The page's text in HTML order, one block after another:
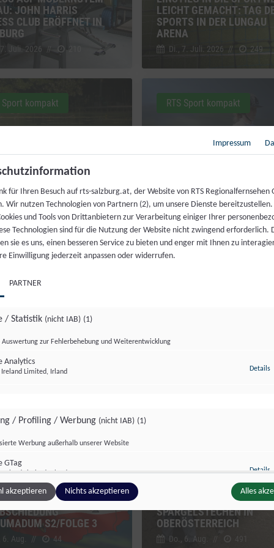
JOHN HARRIS
CLUB ERÖFFNET IN
7. Juli. 2026 //
LEICHT GEMACHT: TAG
SPORTS IN DER LUNGAU
ARENA
Di., 7. Juli. 2026 // 249
MIT
SICH FÜR
EIN
Juni. 2026 // 240
Sport kompakt
HOCH ZU ROSS TROTZ
70-JAHRE-FEIER DER
REITERGRUPPE WALS
Di., 30. Juni. 2026 // 229
RTS Sport kompakt
S2/FOLGE 3
6. Aug. // 44
SPARGELSTECHEN IN
OBERÖSTERREICH
Do., 6. Aug. 491
Impressum
für Ihren Besuch auf rts-salzburg.at, der Website von RTS Regionalfernsehen
Wir nutzen Technologien von Partnern (2), um unsere Dienste bereitzustellen.
und Tools von Drittanbietern zur Verarbeitung einiger Ihrer
Technologien sind für die Nutzung der Website nicht zwingend erforderlich.
sie es uns, einen besseren Service zu bieten und enger mit Ihnen zu
Einwilligung jederzeit anpassen oder widerrufen.
PARTNER
/ Statistik (nicht IAB) (1)
Auswertung zur Fehlerbehebung und Weiterentwicklung
Analytics
Ireland Limited, Irland Details
/ Profiling / Werbung (nicht IAB) (1)
Werbung außerhalb unserer Website
GTag
Ireland Limited, Irland Details
Inhalte(nicht IAB)
(2)
zusätzlicher Informationen
akzeptieren Nichts akzeptieren Alles